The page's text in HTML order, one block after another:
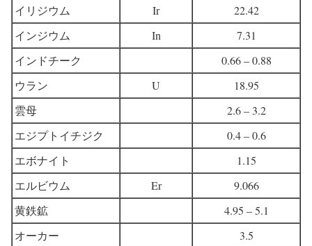
イリジウム
Ir
22.42
インジウム
In
7.31
インドチーク
0.66 – 0.88
ウラン
U
18.95
雲母
2.6 – 3.2
エジプトイチジク
0.4 – 0.6
エボナイト
1.15
エルビウム
Er
9.066
黄鉄鉱
4.95 – 5.1
オーカー
3.5